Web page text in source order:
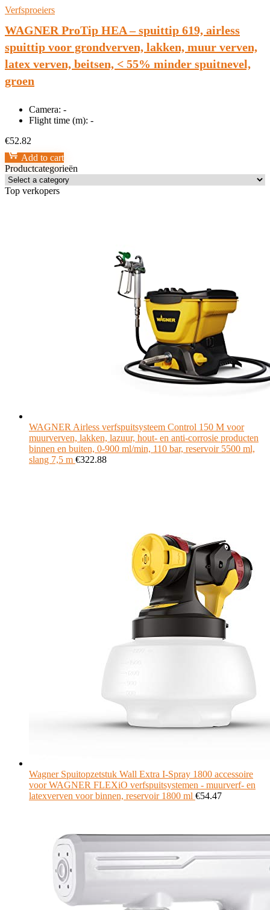
Verfsproeiers
WAGNER ProTip HEA – spuittip 619, airless
spuittip voor grondverven, lakken, muur verven,
latex verven, beitsen, < 55% minder spuitnevel,
groen
Camera: -
Flight time (m): -
€52.82
Add to cart
Productcategorieën
Top verkopers
WAGNER Airless verfspuitsysteem Control 150 M voor
muurverven, lakken, lazuur, hout- en anti-corrosie producten
binnen en buiten, 0-900 ml/min, 110 bar, reservoir 5500 ml,
slang 7,5 m €322.88
Wagner Spuitopzetstuk Wall Extra I-Spray 1800 accessoire
voor WAGNER FLEXiO verfspuitsystemen - muurverf- en
latexverven voor binnen, reservoir 1800 ml €54.47